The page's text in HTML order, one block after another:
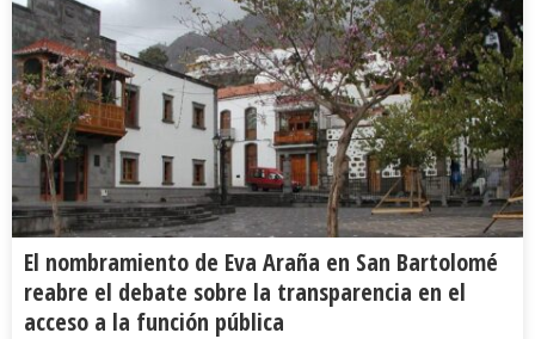
El nombramiento de Eva Araña en San Bartolomé
reabre el debate sobre la transparencia en el
acceso a la función pública